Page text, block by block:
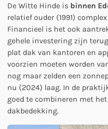
De Witte Hinde is binnen
relatief ouder (1991)
Financieel is het ook
gehele investering zijn
plat dak van kantoren en
voorzien moeten worden
nog maar zelden een
nu (2024) laag. In de
goed te combineren met
dakbedekking.